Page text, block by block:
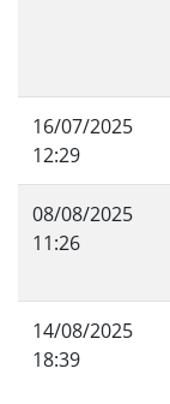
16/07/2025
12:29
08/08/2025
11:26
14/08/2025
18:39